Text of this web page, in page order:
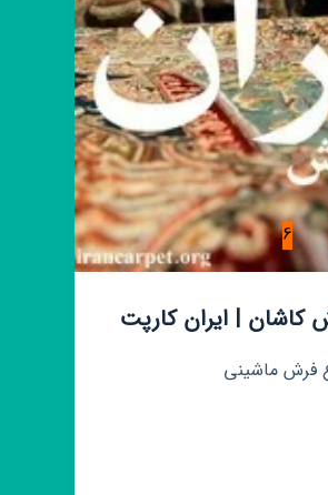
6
کاشان | ایران کارپت
فرش ماشینی